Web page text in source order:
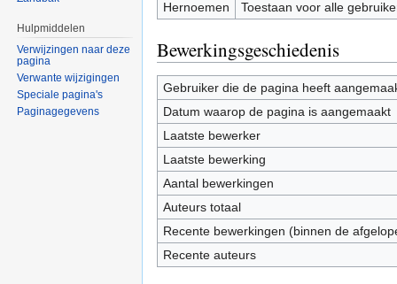
Hernoemen
Toestaan voor alle
Bewerkingsgeschiedenis
Gebruiker die de pagina heeft
Datum waarop de pagina is aangemaakt
Laatste bewerker
Laatste bewerking
Aantal bewerkingen
Auteurs totaal
Recente bewerkingen (binnen de
Recente auteurs
Hulpmiddelen
Verwijzingen naar deze
pagina
Verwante wijzigingen
Speciale pagina's
Paginagegevens